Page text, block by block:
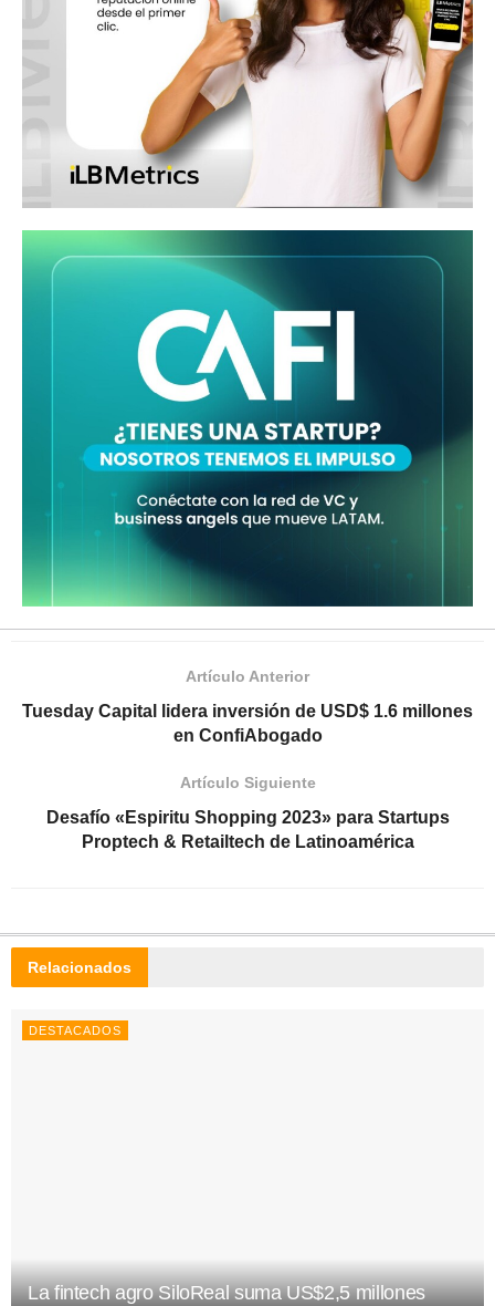
Artículo Anterior
Tuesday Capital lidera inversión de USD$ 1.6 millones
en ConfiAbogado
Artículo Siguiente
Desafío «Espiritu Shopping 2023» para Startups
Proptech & Retailtech de Latinoamérica
Relacionados
DESTACADOS
La fintech agro SiloReal suma US$2,5 millones